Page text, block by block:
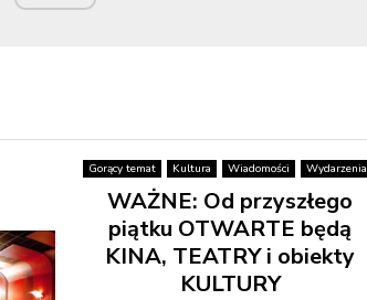
Gorący temat Kultura Wiadomości Wydarzenia
WAŻNE: Od przyszłego
piątku OTWARTE będą
KINA, TEATRY i obiekty
KULTURY